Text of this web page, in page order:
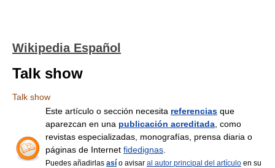
Wikipedia Español
Talk show
Talk show
Este artículo o sección necesita referencias que
aparezcan en una publicación acreditada , como
revistas especializadas, monografías, prensa diaria o
páginas de Internet fidedignas
Puedes añadirlas así o avisar al autor principal del artículo en su